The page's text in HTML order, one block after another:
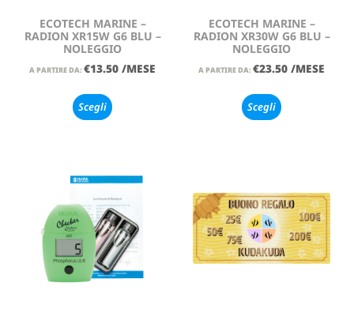
ECOTECH MARINE –
RADION XR15W G6 BLU –
NOLEGGIO
A PARTIRE DA: €13.50 /MESE
Scegli
ECOTECH MARINE –
RADION XR30W G6 BLU –
NOLEGGIO
A PARTIRE DA: €23.50 /MESE
Scegli